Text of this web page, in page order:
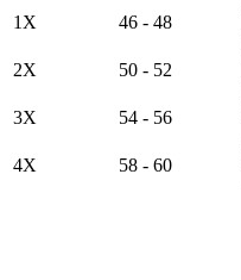
1X 46 - 48
2X 50 - 52
3X 54 - 56
4X 58 - 60